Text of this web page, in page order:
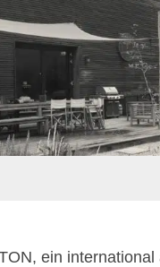
ein international